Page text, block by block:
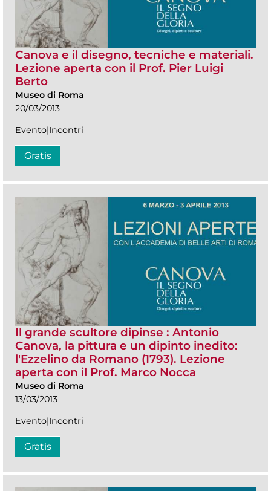
Canova e il disegno, tecniche e materiali.
Lezione aperta con il Prof. Pier Luigi
Berto
Museo di Roma
20/03/2013
Evento|Incontri
Gratis
Il grande scultore dipinse : Antonio
Canova, la pittura e un dipinto inedito:
l'Ezzelino da Romano (1793). Lezione
aperta con il Prof. Marco Nocca
Museo di Roma
13/03/2013
Evento|Incontri
Gratis